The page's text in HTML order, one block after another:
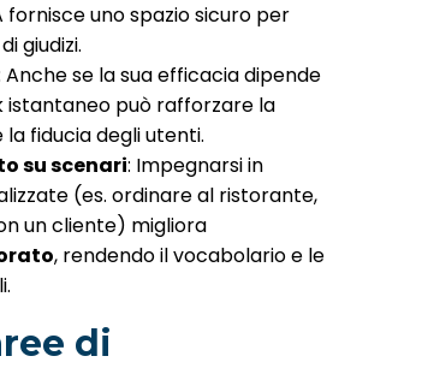
fornisce uno spazio sicuro per
giudizi.
Anche se la sua efficacia dipende
istantaneo può rafforzare la
fiducia degli utenti.
su scenari: Impegnarsi in
(es. ordinare al ristorante,
un cliente) migliora
, rendendo il vocabolario e le
di